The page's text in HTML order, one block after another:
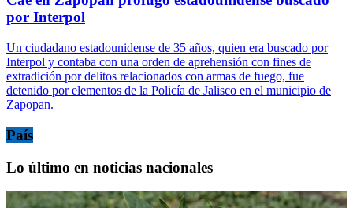
por Interpol
Un ciudadano estadounidense de 35 años, quien era buscado por
Interpol y contaba con una orden de aprehensión con fines de
extradición por delitos relacionados con armas de fuego, fue
detenido por elementos de la Policía de Jalisco en el municipio de
Zapopan.
País
Lo último en noticias nacionales